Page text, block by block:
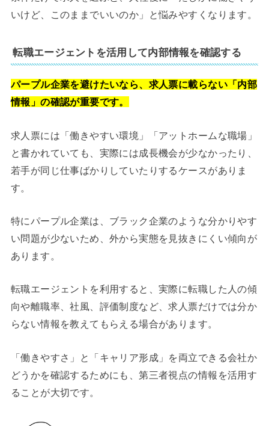
いけど、このままでいいのか」と悩みやすくなります。
転職エージェントを活用して内部情報を確認する
パープル企業を避けたいなら、求人票に載らない「内部
情報」の確認が重要です。
求人票には「働きやすい環境」「アットホームな職場」
と書かれていても、実際には成長機会が少なかったり、
若手が同じ仕事ばかりしていたりするケースがありま
す。
特にパープル企業は、ブラック企業のような分かりやす
い問題が少ないため、外から実態を見抜きにくい傾向が
あります。
転職エージェントを利用すると、実際に転職した人の傾
向や離職率、社風、評価制度など、求人票だけでは分か
らない情報を教えてもらえる場合があります。
「働きやすさ」と「キャリア形成」を両立できる会社か
どうかを確認するためにも、第三者視点の情報を活用す
ることが大切です。